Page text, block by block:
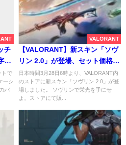
チ
」
トで
ーシ
パ
VALORANT
【VALORANT】新スキン「ソヴ
リン 2.0」が登場、セット価格
7100VP
日本時間3月28日6時より、VALORANT内
のストアに新スキン「ソヴリン 2.0」が登
場しました。 ソヴリンで栄光を手にせ
よ。ストアにて販...